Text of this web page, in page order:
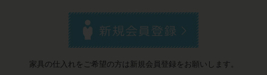
家具の仕入れをご希望の方は新規会員登録をお願いします。